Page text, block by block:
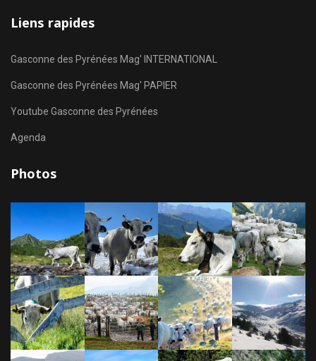
Liens rapides
Gasconne des Pyrénées Mag' INTERNATIONAL
Gasconne des Pyrénées Mag' PAPIER
Youtube Gasconne des Pyrénées
Agenda
Photos